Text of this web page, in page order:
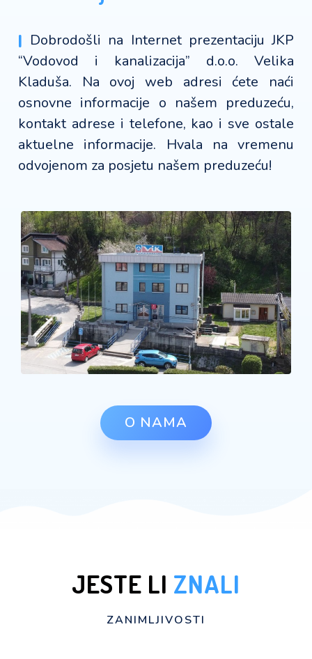
| Dobrodošli na Internet prezentaciju JKP
“Vodovod i kanalizacija” d.o.o. Velika
Kladuša. Na ovoj web adresi ćete naći
osnovne informacije o našem preduzeću,
kontakt adrese i telefone, kao i sve ostale
aktuelne informacije. Hvala na vremenu
odvojenom za posjetu našem preduzeću!
O NAMA
JESTE LI ZNALI
ZANIMLJIVOSTI